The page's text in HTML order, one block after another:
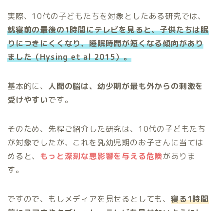
実際、10代の子どもたちを対象としたある研究では、
就寝前の最後の1時間にテレビを見ると、子供たちは眠
りにつきにくくなり、睡眠時間が短くなる傾向があり
ました（Hysing et al 2015）。
基本的に、 人間の脳は、幼少期が最も外からの刺激を
受けやすいです。
そのため、先程ご紹介した研究は、10代の子どもたち
が対象でしたが、これを乳幼児期のお子さんに当ては
めると、 もっと深刻な悪影響を与える危険がありま
す。
ですので、もしメディアを見せるとしても、 寝る1時間